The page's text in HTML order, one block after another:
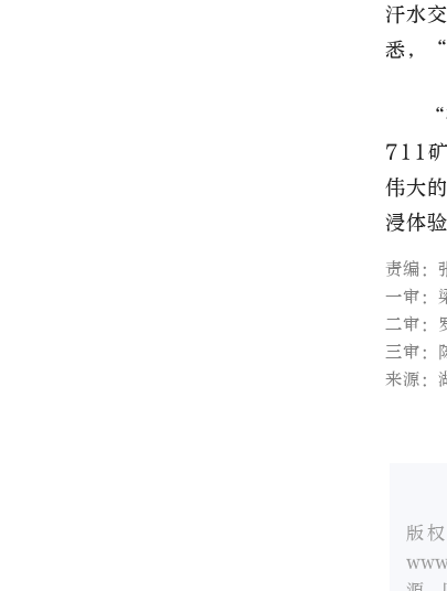
汗水
悉，“
711
伟大
浸体
责编：
一审：
二审：
三审：
来源：
版